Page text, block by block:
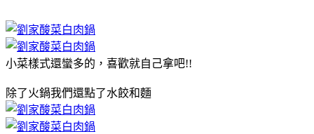
小菜樣式還蠻多的，喜歡就自己拿吧!!
除了火鍋我們還點了水餃和麵